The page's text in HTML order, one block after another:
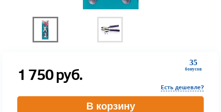
35
бонусов
1 750руб.
Есть дешевле?
В корзину